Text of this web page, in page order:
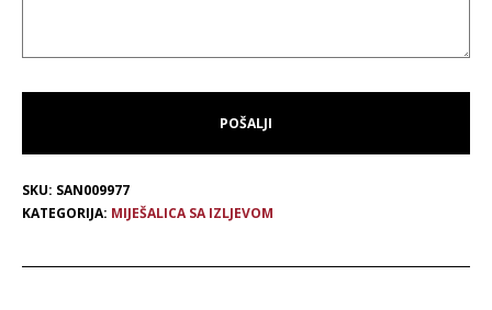
SKU: SAN009977
KATEGORIJA: MIJEŠALICA SA IZLJEVOM